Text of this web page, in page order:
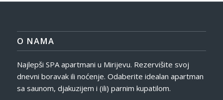
O NAMA
Najlepši SPA apartmani u Mirijevu. Rezervišite svoj
dnevni boravak ili noćenje. Odaberite idealan apartman
sa saunom, djakuzijem i (ili) parnim kupatilom.